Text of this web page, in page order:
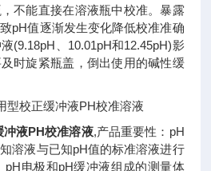
不能直接在溶液瓶中校准。暴露
pH值逐渐发生变化降低校准准确
(9.18pH、10.01pH和12.45pH)影
时旋紧瓶盖，倒出使用的碱性缓
冲液PH校准溶液,产品重要性：pH
溶液与已知pH值的标准溶液进行
pH电极和pH缓冲液组成的测量体